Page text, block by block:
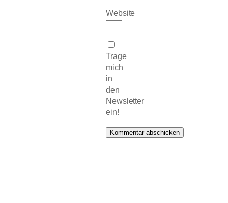
Website
Trage
mich
in
den
Newsletter
ein!